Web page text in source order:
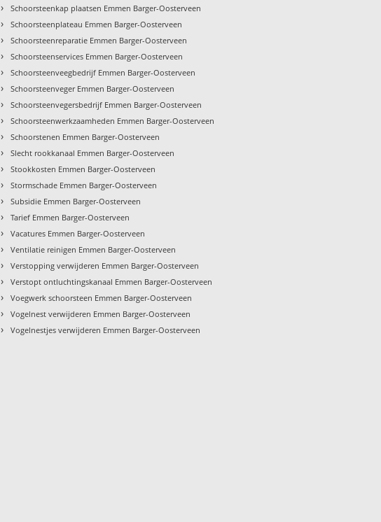
› Schoorsteenkap plaatsen Emmen Barger-Oosterveen
› Schoorsteenplateau Emmen Barger-Oosterveen
› Schoorsteenreparatie Emmen Barger-Oosterveen
› Schoorsteenservices Emmen Barger-Oosterveen
› Schoorsteenveegbedrijf Emmen Barger-Oosterveen
› Schoorsteenveger Emmen Barger-Oosterveen
› Schoorsteenvegersbedrijf Emmen Barger-Oosterveen
› Schoorsteenwerkzaamheden Emmen Barger-Oosterveen
› Schoorstenen Emmen Barger-Oosterveen
› Slecht rookkanaal Emmen Barger-Oosterveen
› Stookkosten Emmen Barger-Oosterveen
› Stormschade Emmen Barger-Oosterveen
› Subsidie Emmen Barger-Oosterveen
› Tarief Emmen Barger-Oosterveen
› Vacatures Emmen Barger-Oosterveen
› Ventilatie reinigen Emmen Barger-Oosterveen
› Verstopping verwijderen Emmen Barger-Oosterveen
› Verstopt ontluchtingskanaal Emmen Barger-Oosterveen
› Voegwerk schoorsteen Emmen Barger-Oosterveen
› Vogelnest verwijderen Emmen Barger-Oosterveen
› Vogelnestjes verwijderen Emmen Barger-Oosterveen